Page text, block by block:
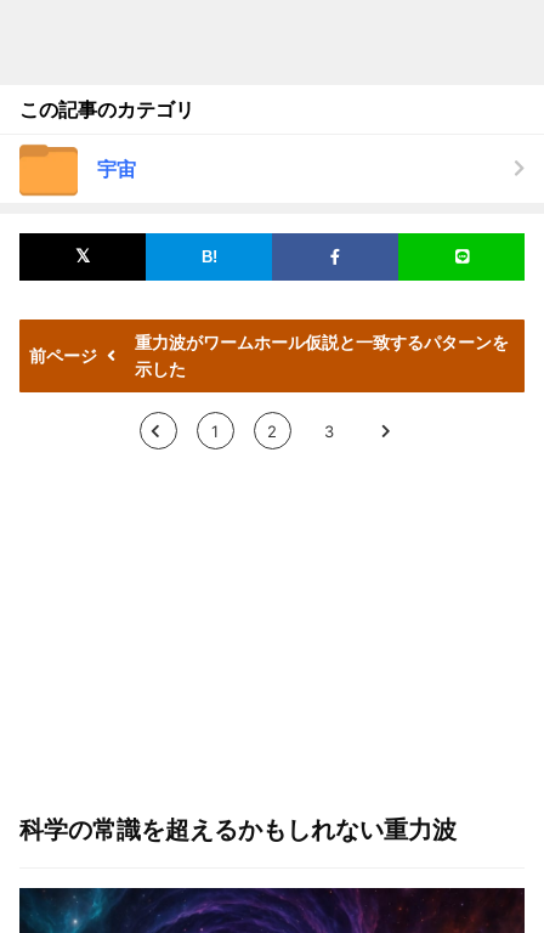
この記事のカテゴリ
宇宙
前ページ
重力波がワームホール仮説と一致するパターンを
示した
< 1 2 3 >
科学の常識を超えるかもしれない重力波